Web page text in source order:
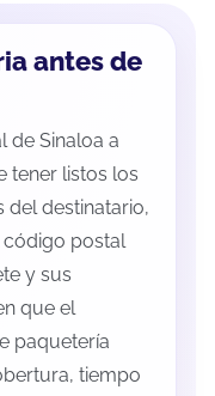
antes de
de Sinaloa a
tener listos los
del destinatario,
postal
y sus
que el
paquetería
tiempo